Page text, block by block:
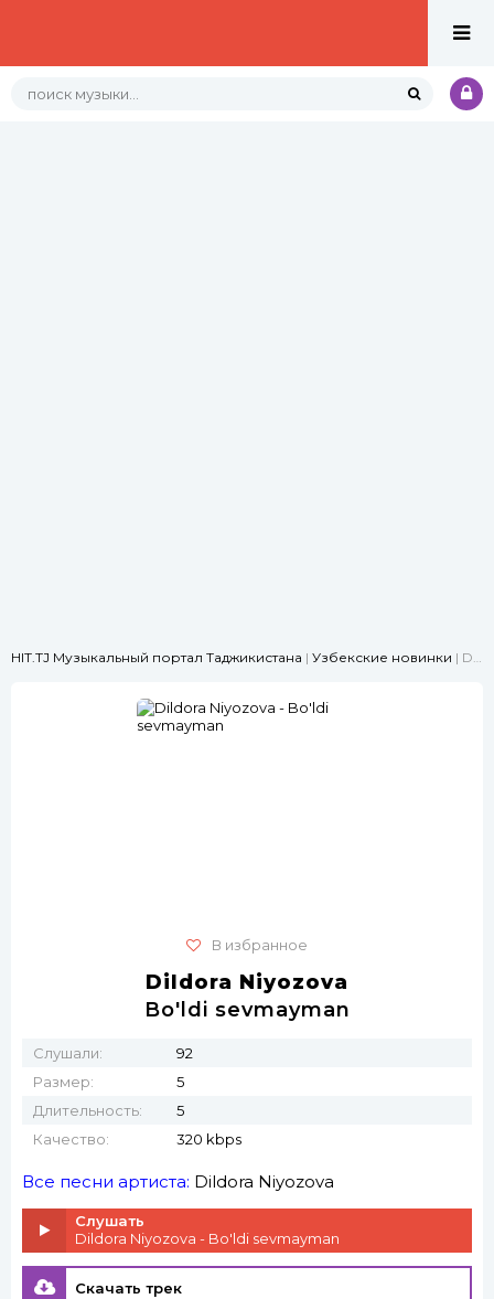
HIT.TJ Музыкальный портал Таджикистана | Узбекские новинки | Dildora Niyozova - Bo'ldi sevmayman
В избранное
Dildora Niyozova
Bo'ldi sevmayman
Слушали:
92
Размер:
5
Длительность:
5
Качество:
320 kbps
Все песни артиста: Dildora Niyozova
Слушать
Dildora Niyozova - Bo'ldi sevmayman
Скачать трек